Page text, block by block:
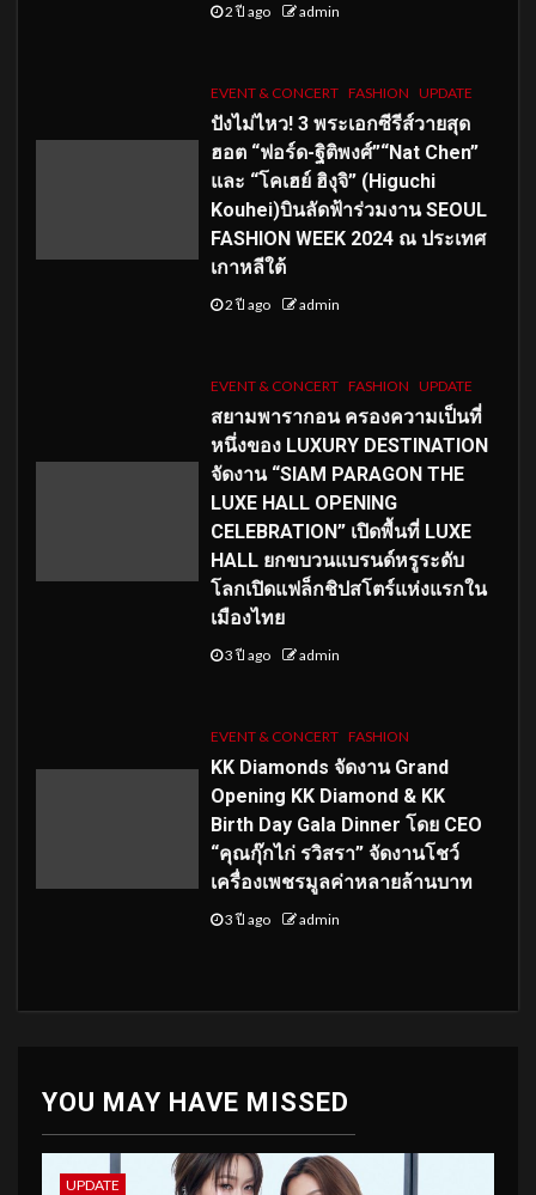
2 ปี ago admin
EVENT & CONCERT FASHION UPDATE
ปังไม่ไหว! 3 พระเอกซีรีส์วายสุด
ฮอต “ฟอร์ด-ฐิติพงศ์”“Nat Chen”
และ “โคเฮย์ ฮิงุจิ” (Higuchi
Kouhei)บินลัดฟ้าร่วมงาน SEOUL
FASHION WEEK 2024 ณ ประเทศ
เกาหลีใต้
2 ปี ago admin
EVENT & CONCERT FASHION UPDATE
สยามพารากอน ครองความเป็นที่
หนึ่งของ LUXURY DESTINATION
จัดงาน “SIAM PARAGON THE
LUXE HALL OPENING
CELEBRATION” เปิดพื้นที่ LUXE
HALL ยกขบวนแบรนด์หรูระดับ
โลกเปิดแฟล็กชิปสโตร์แห่งแรกใน
เมืองไทย
3 ปี ago admin
EVENT & CONCERT FASHION
KK Diamonds จัดงาน Grand
Opening KK Diamond & KK
Birth Day Gala Dinner โดย CEO
“คุณกุ๊กไก่ รวิสรา” จัดงานโชว์
เครื่องเพชรมูลค่าหลายล้านบาท
3 ปี ago admin
YOU MAY HAVE MISSED
UPDATE